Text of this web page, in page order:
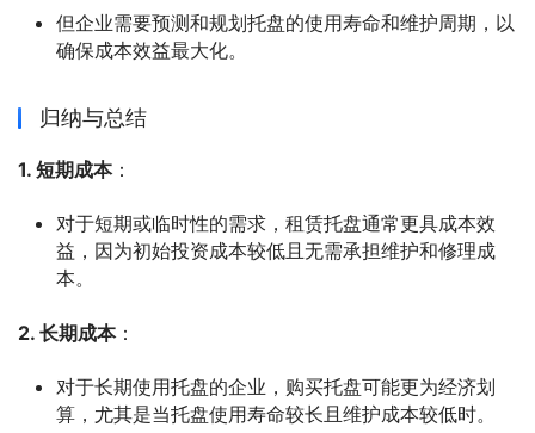
但企业需要预测和规划托盘的使用寿命和维护周期，以
确保成本效益最大化。
归纳与总结
1. 短期成本：
对于短期或临时性的需求，租赁托盘通常更具成本效
益，因为初始投资成本较低且无需承担维护和修理成
本。
2. 长期成本：
对于长期使用托盘的企业，购买托盘可能更为经济划
算，尤其是当托盘使用寿命较长且维护成本较低时。